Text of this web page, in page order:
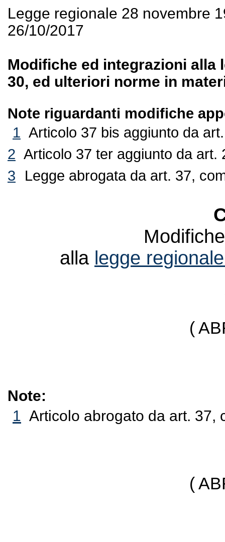
Legge regionale 28 novembre
26/10/2017
Modifiche ed integrazioni alla
30, ed ulteriori norme in
Note riguardanti modifiche
1 Articolo 37 bis aggiunto da
2 Articolo 37 ter aggiunto da art.
3
Legge abrogata da art. 37,
alla legge
(
Note:
1 Articolo abrogato da art. 37,
(